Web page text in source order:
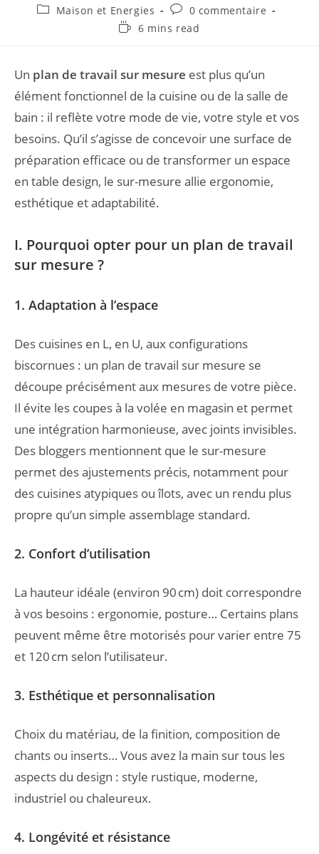
Maison et Energies
0 commentaire
6 mins read
Un plan de travail sur mesure est plus qu’un
élément fonctionnel de la cuisine ou de la salle de
bain : il reflète votre mode de vie, votre style et vos
besoins. Qu’il s’agisse de concevoir une surface de
préparation efficace ou de transformer un espace
en table design, le sur-mesure allie ergonomie,
esthétique et adaptabilité.
I. Pourquoi opter pour un plan de travail
sur mesure ?
1. Adaptation à l’espace
Des cuisines en L, en U, aux configurations
biscornues : un plan de travail sur mesure se
découpe précisément aux mesures de votre pièce.
Il évite les coupes à la volée en magasin et permet
une intégration harmonieuse, avec joints invisibles.
Des bloggers mentionnent que le sur-mesure
permet des ajustements précis, notamment pour
des cuisines atypiques ou îlots, avec un rendu plus
propre qu’un simple assemblage standard.
2. Confort d’utilisation
La hauteur idéale (environ 90 cm) doit correspondre
à vos besoins : ergonomie, posture… Certains plans
peuvent même être motorisés pour varier entre 75
et 120 cm selon l’utilisateur.
3. Esthétique et personnalisation
Choix du matériau, de la finition, composition de
chants ou inserts… Vous avez la main sur tous les
aspects du design : style rustique, moderne,
industriel ou chaleureux.
4. Longévité et résistance